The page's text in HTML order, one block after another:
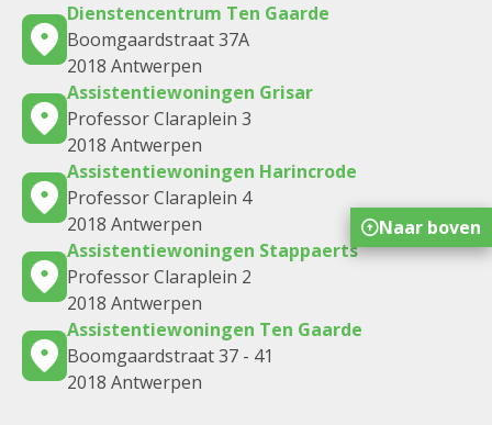
Dienstencentrum Ten Gaarde
Boomgaardstraat 37A
2018 Antwerpen
Assistentiewoningen Grisar
Professor Claraplein 3
2018 Antwerpen
Assistentiewoningen Harincrode
Professor Claraplein 4
2018 Antwerpen
Assistentiewoningen Stappaerts
Professor Claraplein 2
2018 Antwerpen
Assistentiewoningen Ten Gaarde
Boomgaardstraat 37 - 41
2018 Antwerpen
Naar boven